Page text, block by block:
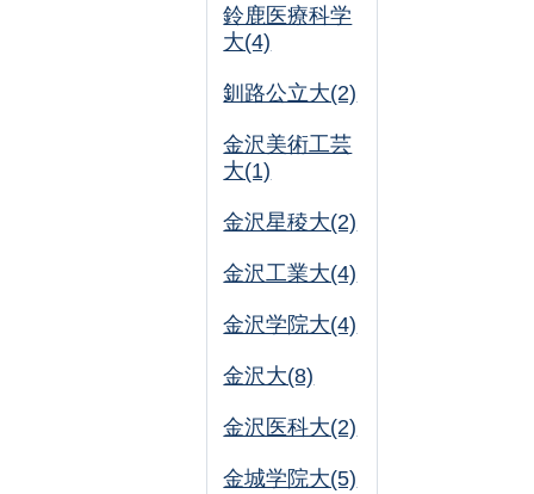
鈴鹿医療科学
大(4)
釧路公立大(2)
金沢美術工芸
大(1)
金沢星稜大(2)
金沢工業大(4)
金沢学院大(4)
金沢大(8)
金沢医科大(2)
金城学院大(5)